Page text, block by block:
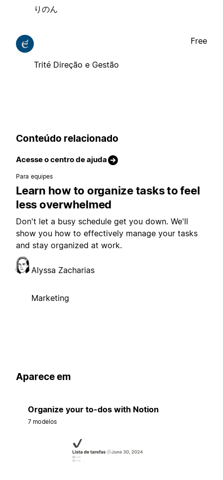
りのん
Trité Direção e Gestão
Free
Conteúdo relacionado
Acesse o centro de ajuda
Para equipes
Learn how to organize tasks to feel
less overwhelmed
Don't let a busy schedule get you down. We'll
show you how to effectively manage your tasks
and stay organized at work.
Alyssa Zacharias
Marketing
Aparece em
Organize your to-dos with Notion
7 modelos